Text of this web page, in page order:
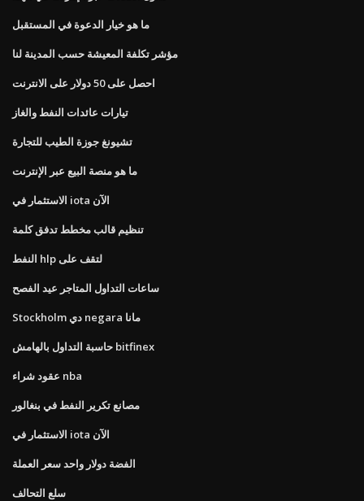
ما هو خيار الدعوة في المستقبل
مؤشر تكلفة المعيشة حسب المدينة لنا
احصل على 50 دولار على الانترنت
تيارات عائدات النفط والغاز
تشيونغ جوزة الطيب للتجارة
ما هو منصة البيع عبر الإنترنت
الاستثمار في iota الآن
تنظيم قالب مخطط تدفق كلمة
النفط hlp لتقف على
ساعات التداول المتاجر عيد الفصح
Stockholm دي negara مانا
حاسبة التداول بالهامش bitfinex
عقود شراء nba
مصانع تكرير النفط في بنغالور
الاستثمار في iota الآن
الفضة دولار واحد سعر العملة
سلع التحالف